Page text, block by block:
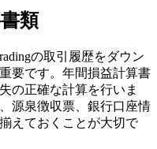
類
の取引履歴をダウン
要です。年間損益計算書
の正確な計算を行いま
源泉徴収票、銀行口座情
えておくことが大切で